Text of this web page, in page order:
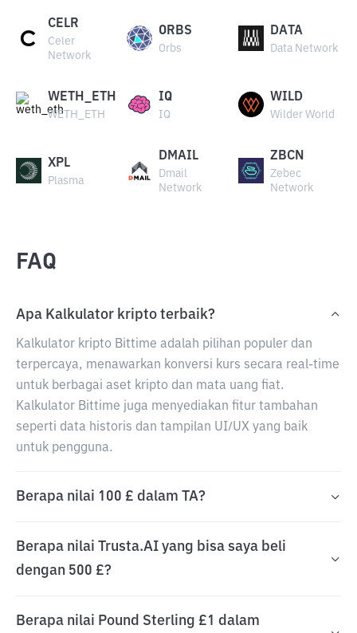
CELR
Celer
Network
ORBS
Orbs
DATA
Data Network
WETH_ETH
WETH_ETH
IQ
IQ
WILD
Wilder World
XPL
Plasma
DMAIL
Dmail
Network
ZBCN
Zebec
Network
FAQ
Apa Kalkulator kripto terbaik?
Kalkulator kripto Bittime adalah pilihan populer dan
terpercaya, menawarkan konversi kurs secara real-time
untuk berbagai aset kripto dan mata uang fiat.
Kalkulator Bittime juga menyediakan fitur tambahan
seperti data historis dan tampilan UI/UX yang baik
untuk pengguna.
Berapa nilai 100 £ dalam TA?
Berapa nilai Trusta.AI yang bisa saya beli
dengan 500 £?
Berapa nilai Pound Sterling £1 dalam